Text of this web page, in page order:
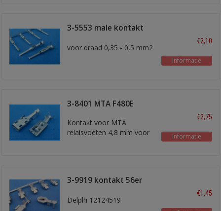
3-5553 male kontakt
voor draad 0,35 - 0,5 mm2
€2,10
Informatie
3-8401 MTA F480E
Kontakt voor MTA
relaisvoeten 4,8 mm voor
€2,75
Informatie
3-9919 kontakt 56er
Delphi 12124519
€1,45